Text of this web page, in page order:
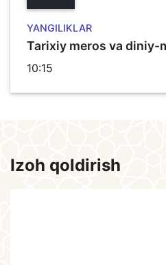
YANGILIKLAR
Tarixiy meros va diniy-
10:15
Izoh qoldirish